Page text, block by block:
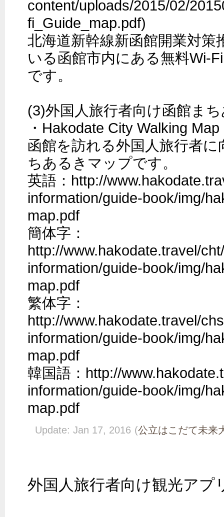
content/uploads/2015/02/
fi_Guide_map.pdf)
北海道新幹線新函館開業対策
いる函館市内にある無料Wi-
です。
(3)外国人旅行者向け函館ま
・Hakodate City Walking Map
函館を訪れる外国人旅行者
ちあるきマップです。
英語：http://
information/guide-book/img/
map.pdf
簡体字：
http://www.hakodate.travel/
information/guide-book/img/
map.pdf
繁体字：
http://www.hakodate.travel/
information/guide-book/img/
map.pdf
韓国語：http://
information/guide-book/img/
map.pdf
Update: Jan 17, 2016 (公立はこだて未来
外国人旅行者向け観光アプ